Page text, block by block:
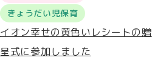
きょうだい児保育
イオン幸せの黄色いレシートの贈
呈式に参加しました